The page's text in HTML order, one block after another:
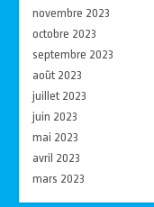
novembre 2023
octobre 2023
septembre 2023
août 2023
juillet 2023
juin 2023
mai 2023
avril 2023
mars 2023